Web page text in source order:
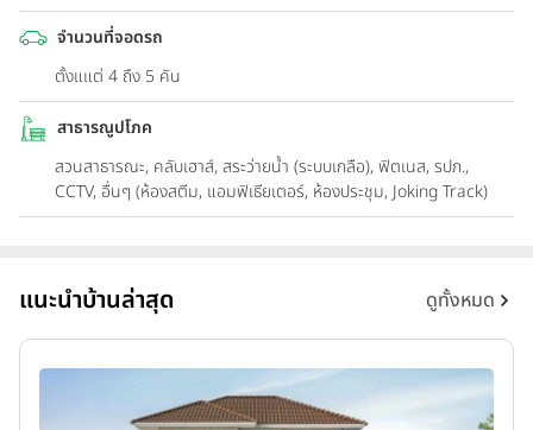
จำนวนที่จอดรถ
ตั้งแแต่ 4 ถึง 5 คัน
สาธารณูปโภค
สวนสาธารณะ, คลับเฮาส์, สระว่ายน้ำ (ระบบเกลือ), ฟิตเนส, รปภ.,
CCTV, อื่นๆ (ห้องสตีม, แอมฟิเธียเตอร์, ห้องประชุม, Joking Track)
แนะนำบ้านล่าสุด ดูทั้งหมด